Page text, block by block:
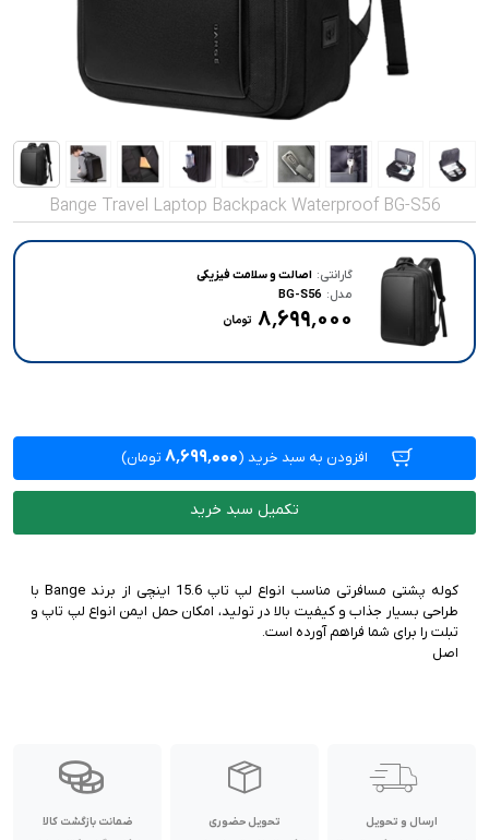
محصولات کارکرده
تماس با ما
Bange Travel Laptop Backpack Waterproof BG-S56
گارانتی: اصالت و سلامت فیزیکی
مدل: BG-S56
۸٬۶۹۹٬۰۰۰
افزودن به سبد خرید (۸٬۶۹۹٬۰۰۰ تومان)
تکمیل سبد خرید
کوله پشتی مسافرتی مناسب انواع لپ تاپ 15.6 اینچی از برند Bange با
طراحی بسیار جذاب و کیفیت بالا در تولید، امکان حمل ایمن انواع لپ تاپ و
اصل
ارسال و تحویل
تحویل حضوری
ضمانت بازگشت کالا